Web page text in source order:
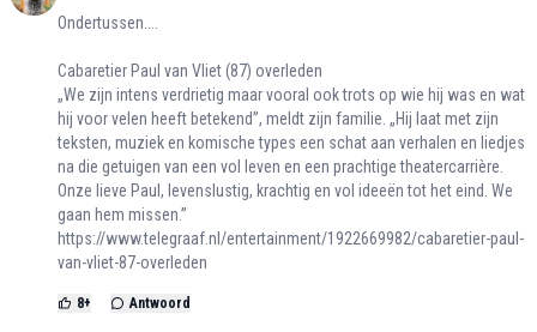
Ondertussen....
Cabaretier Paul van Vliet (87) overleden
„We zijn intens verdrietig maar vooral ook trots op wie hij was en wat
hij voor velen heeft betekend”, meldt zijn familie. „Hij laat met zijn
teksten, muziek en komische types een schat aan verhalen en liedjes
na die getuigen van een vol leven en een prachtige theatercarrière.
Onze lieve Paul, levenslustig, krachtig en vol ideeën tot het eind. We
gaan hem missen.”
https://www.telegraaf.nl/entertainment/1922669982/cabaretier-paul-
van-vliet-87-overleden
8+ Antwoord